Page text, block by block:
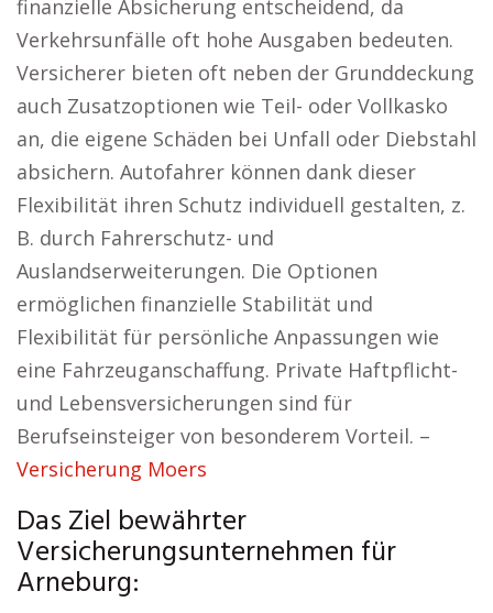
finanzielle Absicherung entscheidend, da
Verkehrsunfälle oft hohe Ausgaben bedeuten.
Versicherer bieten oft neben der Grunddeckung
auch Zusatzoptionen wie Teil- oder Vollkasko
an, die eigene Schäden bei Unfall oder Diebstahl
absichern. Autofahrer können dank dieser
Flexibilität ihren Schutz individuell gestalten, z.
B. durch Fahrerschutz- und
Auslandserweiterungen. Die Optionen
ermöglichen finanzielle Stabilität und
Flexibilität für persönliche Anpassungen wie
eine Fahrzeuganschaffung. Private Haftpflicht-
und Lebensversicherungen sind für
Berufseinsteiger von besonderem Vorteil. –
Versicherung Moers
Das Ziel bewährter
Versicherungsunternehmen für
Arneburg: